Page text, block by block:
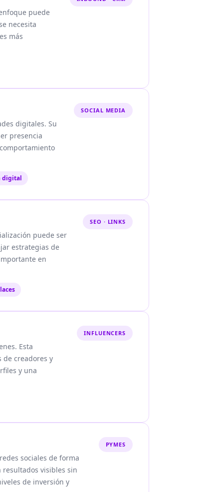
puede
necesita
más
digitales. Su
presencia
digital
SOCIAL MEDIA
puede ser
estrategias de
en
SEO · LINKS
Esta
de creadores y
y una
INFLUENCERS
sociales de forma
visibles sin
de inversión y
PYMES